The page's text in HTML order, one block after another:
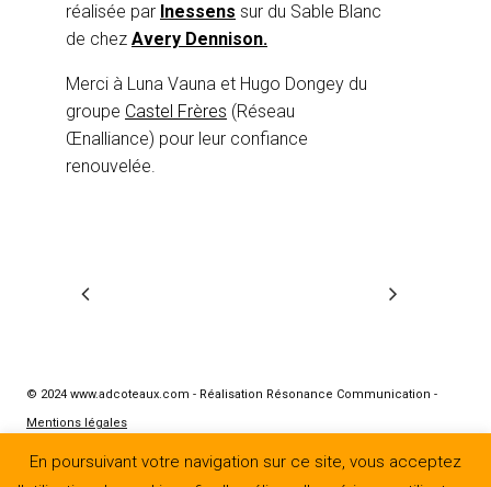
réalisée par Inessens sur du Sable Blanc
de chez Avery Dennison.
Merci à Luna Vauna et Hugo Dongey du
groupe Castel Frères (Réseau
Œnalliance) pour leur confiance
renouvelée.
© 2024 www.adcoteaux.com - Réalisation Résonance Communication -
Mentions légales
En poursuivant votre navigation sur ce site, vous acceptez